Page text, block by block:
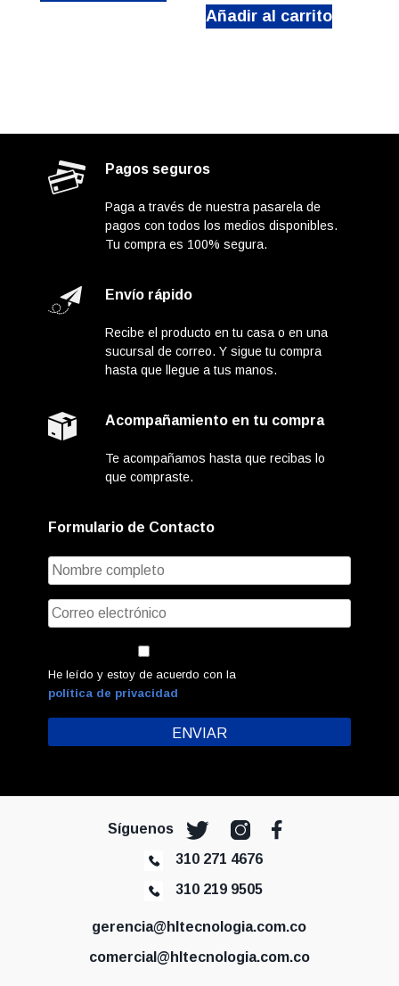
$21.700.000.
es:
Añadir al carrito
Pagos seguros
Paga a través de nuestra pasarela de
pagos con todos los medios disponibles.
Tu compra es 100% segura.
Envío rápido
Recibe el producto en tu casa o en una
sucursal de correo. Y sigue tu compra
hasta que llegue a tus manos.
Acompañamiento en tu compra
Te acompañamos hasta que recibas lo
que compraste.
Formulario de Contacto
He leído y estoy de acuerdo con la
política de privacidad
Síguenos
310 271 4676
310 219 9505
gerencia@hltecnologia.com.co
comercial@hltecnologia.com.co